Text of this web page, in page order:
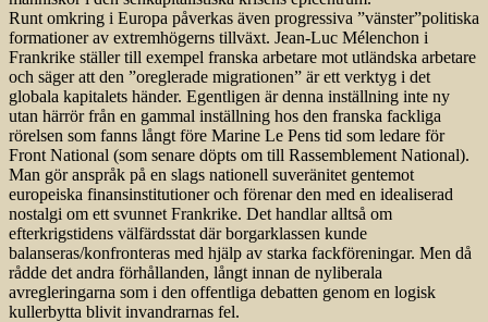
Runt omkring i Europa påverkas även progressiva ”vänster”politiska
formationer av extremhögerns tillväxt. Jean-Luc Mélenchon i
Frankrike ställer till exempel franska arbetare mot utländska arbetare
och säger att den ”oreglerade migrationen” är ett verktyg i det
globala kapitalets händer. Egentligen är denna inställning inte ny
utan härrör från en gammal inställning hos den franska fackliga
rörelsen som fanns långt före Marine Le Pens tid som ledare för
Front National (som senare döpts om till Rassemblement National).
Man gör anspråk på en slags nationell suveränitet gentemot
europeiska finansinstitutioner och förenar den med en idealiserad
nostalgi om ett svunnet Frankrike. Det handlar alltså om
efterkrigstidens välfärdsstat där borgarklassen kunde
balanseras/konfronteras med hjälp av starka fackföreningar. Men då
rådde det andra förhållanden, långt innan de nyliberala
avregleringarna som i den offentliga debatten genom en logisk
kullerbytta blivit invandrarnas fel.